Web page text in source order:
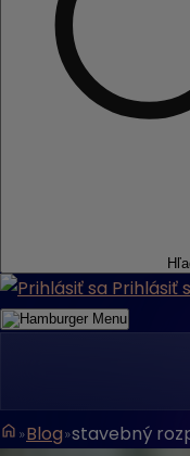
Prihlásiť
Menu
Blog stavebný